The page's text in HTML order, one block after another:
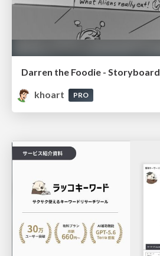
Darren the Foodie - Storyboard
khoart
PRO